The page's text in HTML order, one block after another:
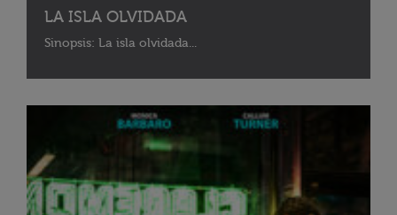
LA ISLA OLVIDADA
Sinopsis: La isla olvidada...